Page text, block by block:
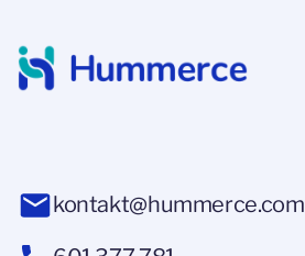
kontakt@hummerce.com